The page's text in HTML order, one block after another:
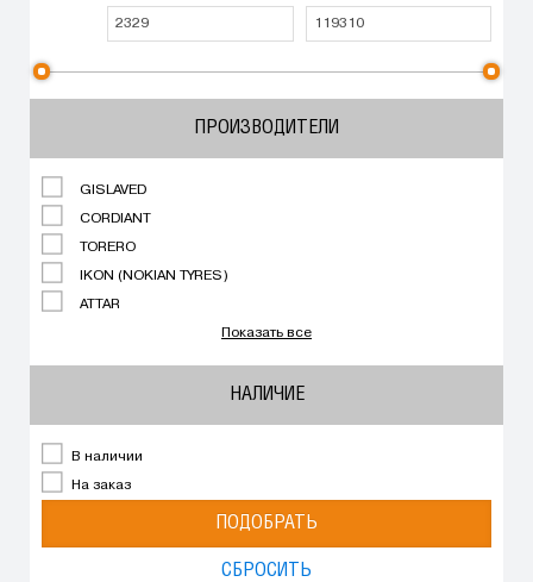
ПРОИЗВОДИТЕЛИ
GISLAVED
CORDIANT
TORERO
IKON (NOKIAN TYRES)
ATTAR
Показать все
НАЛИЧИЕ
В наличии
На заказ
ПОДОБРАТЬ
СБРОСИТЬ